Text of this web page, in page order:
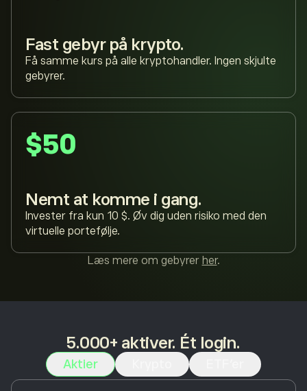
Fast gebyr på krypto.
Få samme kurs på alle kryptohandler. Ingen skjulte
gebyrer.
$50
Nemt at komme i gang.
Invester fra kun 10 $. Øv dig uden risiko med den
virtuelle portefølje.
Læs mere om gebyrer her.
5.000+ aktiver. Ét login.
Aktier